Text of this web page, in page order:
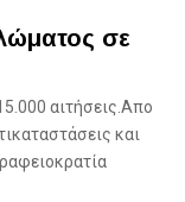
σε
αιτήσεις.Απο
και